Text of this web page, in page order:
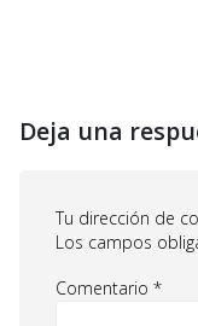
Deja una
Tu dirección de
Los campos
Comentario *